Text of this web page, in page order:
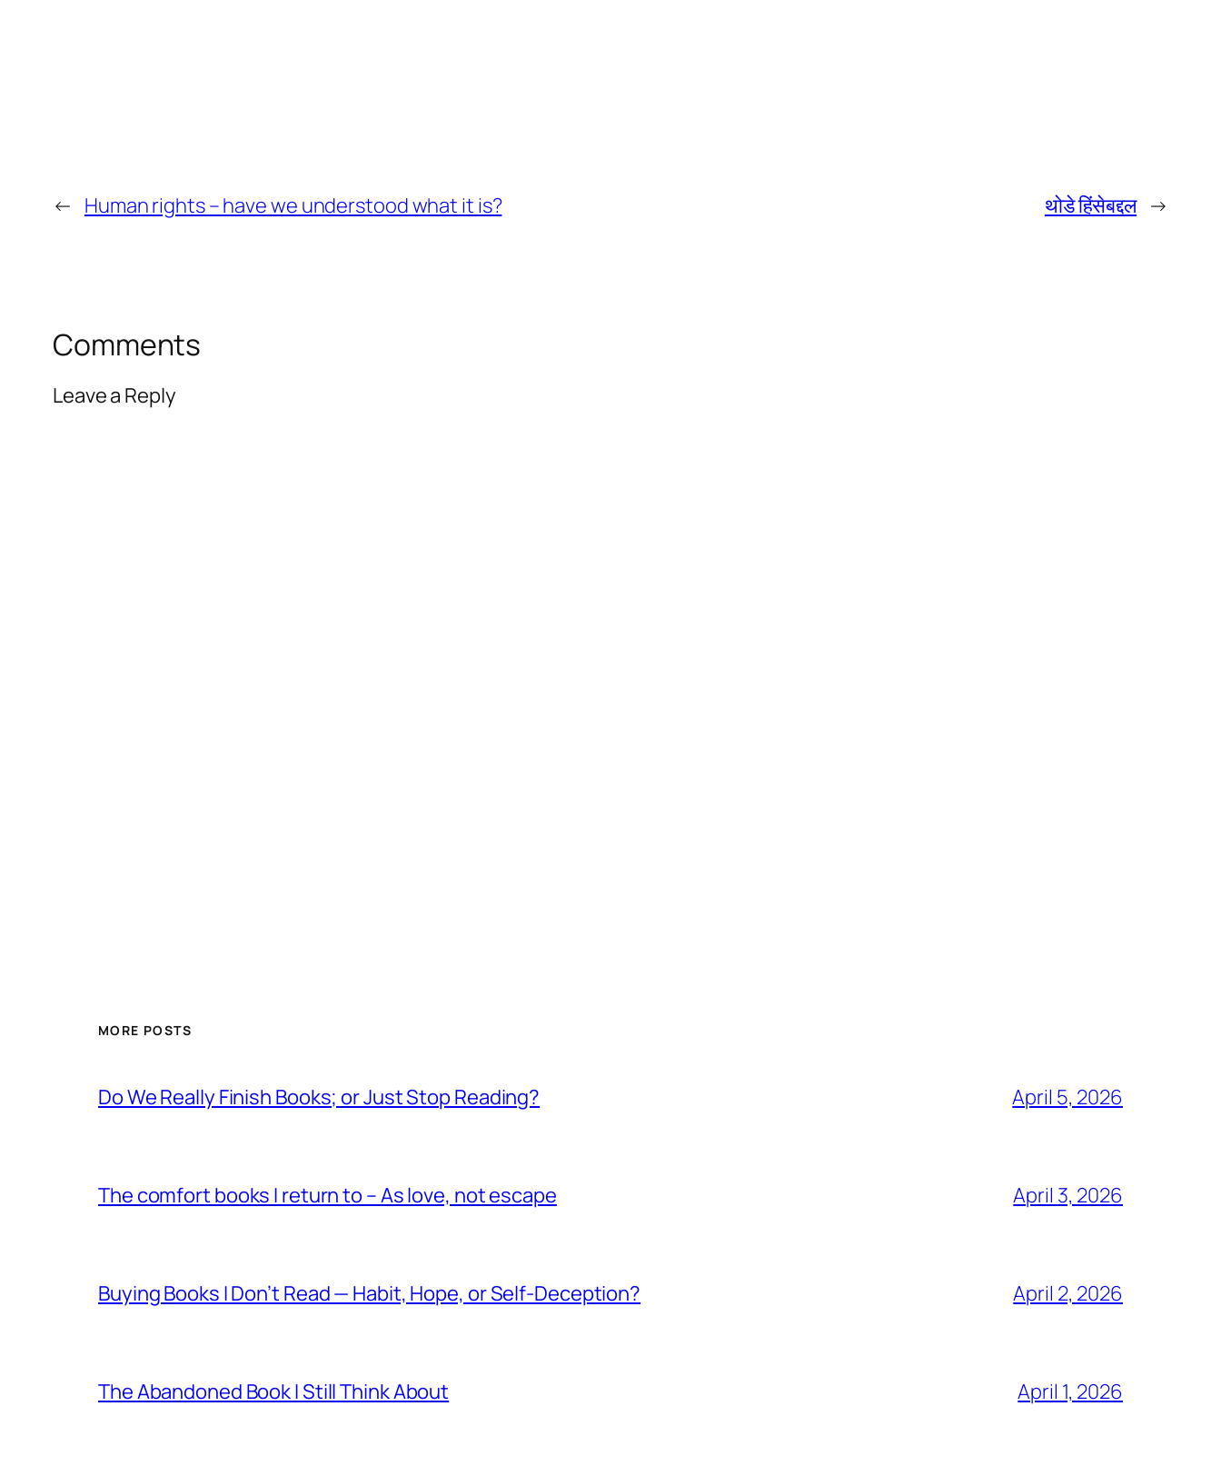
← Human rights – have we understood what it is? थोडे हिंसेबद्दल →
Comments
Leave a Reply
MORE POSTS
Do We Really Finish Books; or Just Stop Reading? April 5, 2026
The comfort books I return to – As love, not escape April 3, 2026
Buying Books I Don’t Read — Habit, Hope, or Self-Deception? April 2, 2026
The Abandoned Book I Still Think About April 1, 2026